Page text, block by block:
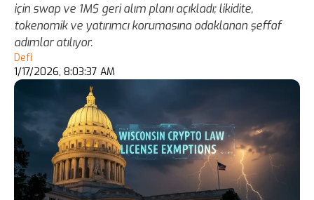
için swap ve 1M$ geri alım planı açıkladı; likidite,
tokenomik ve yatırımcı korumasına odaklanan şeffaf
adımlar atılıyor.
Defi
1/17/2026, 8:03:37 AM